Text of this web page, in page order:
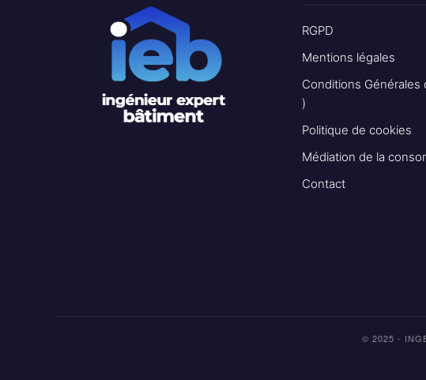
RGPD
Mentions légales
Conditions Générales
)
Politique de cookies
Médiation de la
Contact
© 2025 -